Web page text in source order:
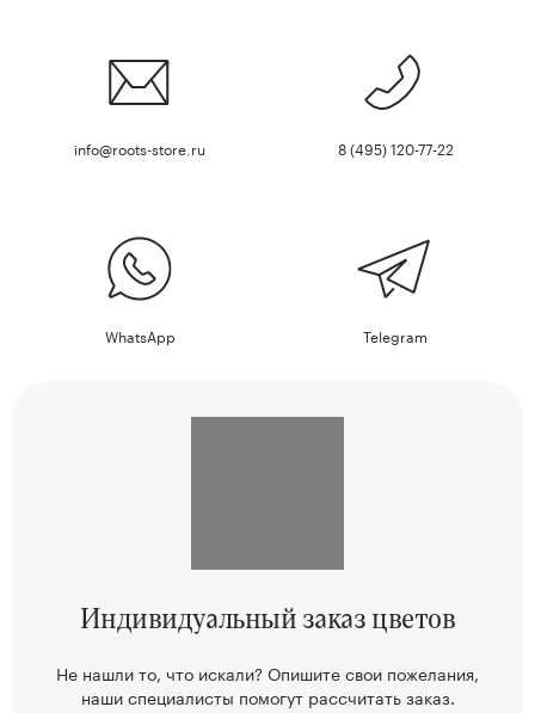
info@roots-store.ru 8 (495) 120-77-22
WhatsApp Telegram
Индивидуальныйзаказ цветов
Не нашли то, что искали? Опишите свои пожелания,
нашиспециалисты помогут рассчитать заказ.